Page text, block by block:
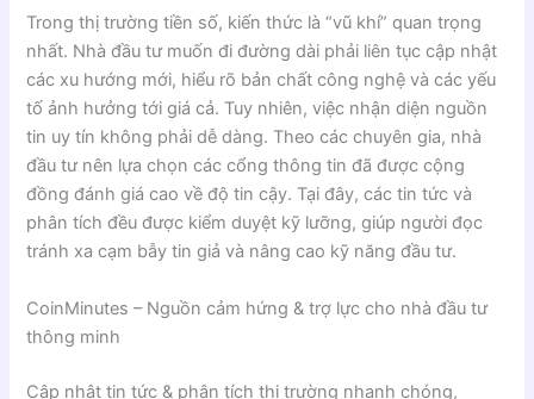
Trong thị trường tiền số, kiến thức là “vũ khí” quan trọng
nhất. Nhà đầu tư muốn đi đường dài phải liên tục cập nhật
các xu hướng mới, hiểu rõ bản chất công nghệ và các yếu
tố ảnh hưởng tới giá cả. Tuy nhiên, việc nhận diện nguồn
tin uy tín không phải dễ dàng. Theo các chuyên gia, nhà
đầu tư nên lựa chọn các cổng thông tin đã được cộng
đồng đánh giá cao về độ tin cậy. Tại đây, các tin tức và
phân tích đều được kiểm duyệt kỹ lưỡng, giúp người đọc
tránh xa cạm bẫy tin giả và nâng cao kỹ năng đầu tư.
CoinMinutes – Nguồn cảm hứng & trợ lực cho nhà đầu tư
thông minh
Cập nhật tin tức & phân tích thị trường nhanh chóng,